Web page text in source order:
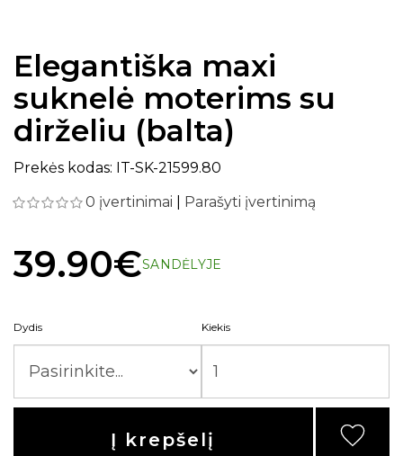
Elegantiška maxi
suknelė moterims su
dirželiu (balta)
Prekės kodas: IT-SK-21599.80
0 įvertinimai
Parašyti įvertinimą
39.90€SANDĖLYJE
Dydis Kiekis
Į krepšelį